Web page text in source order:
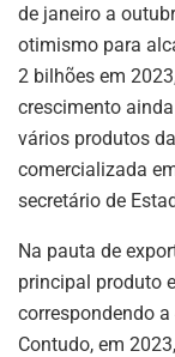
de janeiro a
otimismo para
2 bilhões em
crescimento
vários produtos
comercializada
secretário de
Na pauta de
principal produto
correspondendo
Contudo, em